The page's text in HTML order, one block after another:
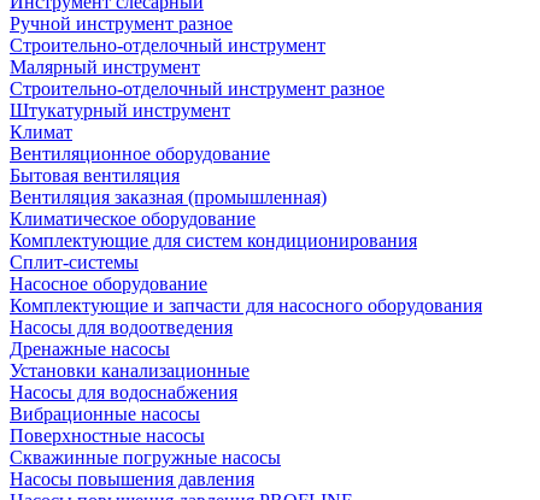
Ручной инструмент разное
Строительно-отделочный инструмент
Малярный инструмент
Строительно-отделочный инструмент разное
Штукатурный инструмент
Климат
Вентиляционное оборудование
Бытовая вентиляция
Вентиляция заказная (промышленная)
Климатическое оборудование
Комплектующие для систем кондиционирования
Сплит-системы
Насосное оборудование
Комплектующие и запчасти для насосного оборудования
Насосы для водоотведения
Дренажные насосы
Установки канализационные
Насосы для водоснабжения
Вибрационные насосы
Поверхностные насосы
Скважинные погружные насосы
Насосы повышения давления